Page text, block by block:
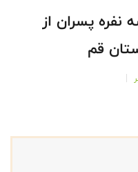
نفره پسران از
قم